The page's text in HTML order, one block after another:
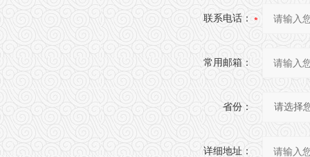
联系电话：
常用邮箱：
省份：
详细地址：